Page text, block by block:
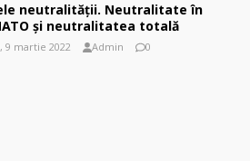
neutralităţii. Neutralitate în
şi neutralitatea totală
9 martie 2022 Admin 0